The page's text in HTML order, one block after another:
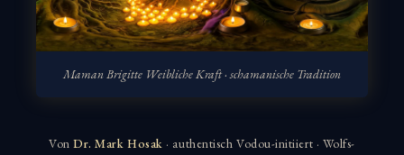
Maman Brigitte Weibliche Kraft · schamanische Tradition
VonDr. Mark Hosak · authentisch Vodou-initiiert · Wolfs-